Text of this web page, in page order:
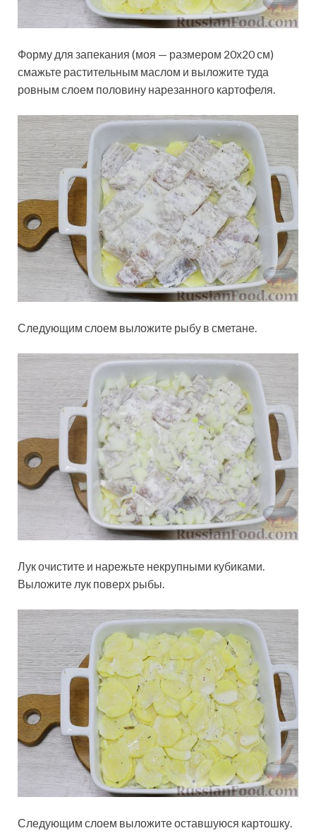
Форму для запекания (моя — размером 20х20 см)
смажьте растительным маслом и выложите туда
ровным слоем половину нарезанного картофеля.
Следующим слоем выложите рыбу в сметане.
Лук очистите и нарежьте некрупными кубиками.
Выложите лук поверх рыбы.
Следующим слоем выложите оставшуюся картошку.